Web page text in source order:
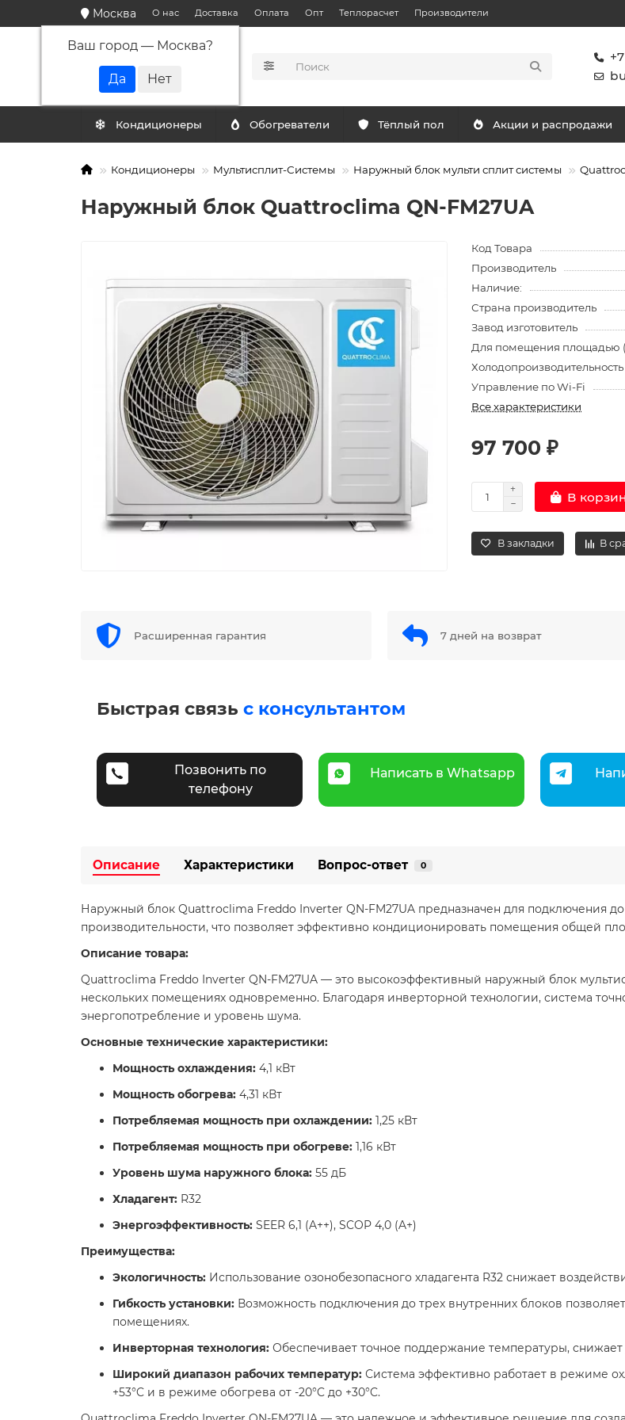
Москва
Ваш город — Москва?
О нас Доставка Оплата Опт Теплорасчет Производители
Кондиционеры Обогреватели Тёплый пол Акции и распродажи
Кондиционеры Мультисплит-Системы Наружный блок мульти сплит системы
Наружный блок Quattroclima QN-FM27UA
Код Товара
Производитель
Наличие:
Страна производитель
Завод изготовитель
Для помещения площадью
Холодопроизводительность
Управление по Wi-Fi
Все характеристики
97 700 ₽
В
В закладки В
Расширенная гарантия 7 дней на возврат
Быстрая связь с консультантом
Позвонить по
телефону
Написать в Whatsapp
Описание Характеристики Вопрос-ответ 0
Наружный блок Quattroclima Freddo Inverter QN-FM27UA предназначен для подключения
производительности, что позволяет эффективно кондиционировать помещения общей
Описание товара:
Quattroclima Freddo Inverter QN-FM27UA — это высокоэффективный наружный блок
нескольких помещениях одновременно. Благодаря инверторной технологии, система
энергопотребление и уровень шума.​
Основные технические характеристики:
Мощность охлаждения: 4,1 кВт​
Мощность обогрева: 4,31 кВт​
Потребляемая мощность при охлаждении: 1,25 кВт​
Потребляемая мощность при обогреве: 1,16 кВт​
Уровень шума наружного блока: 55 дБ​
Хладагент: R32​
Энергоэффективность: SEER 6,1 (A++), SCOP 4,0 (A+)
Преимущества:
Экологичность: Использование озонобезопасного хладагента R32 снижает
Гибкость установки: Возможность подключения до трех внутренних блоков
помещениях.​
Инверторная технология: Обеспечивает точное поддержание температуры,
Широкий диапазон рабочих температур: Система эффективно работает в режиме
+53°C и в режиме обогрева от -20°C до +30°C. ​